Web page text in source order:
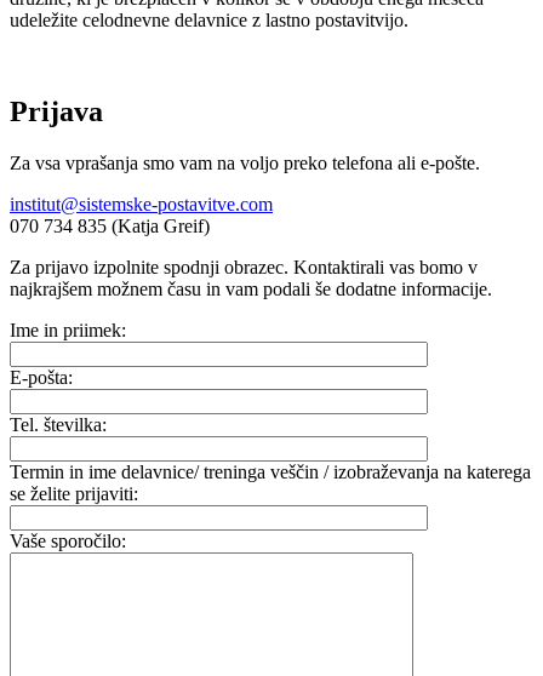
udeležite celodnevne delavnice z lastno postavitvijo.
Prijava
Za vsa vprašanja smo vam na voljo preko telefona ali e-pošte.
institut@sistemske-postavitve.com
070 734 835 (Katja Greif)
Za prijavo izpolnite spodnji obrazec. Kontaktirali vas bomo v
najkrajšem možnem času in vam podali še dodatne informacije.
Ime in priimek:
E-pošta:
Tel. številka:
Termin in ime delavnice/ treninga veščin / izobraževanja na katerega
se želite prijaviti:
Vaše sporočilo: